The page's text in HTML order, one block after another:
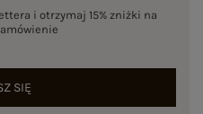
i otrzymaj 15% zniżki na
SIĘ